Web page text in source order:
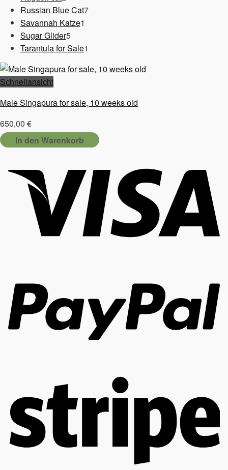
Produkte
Russian Blue Cat77
Savannah Katze1
Sugar Glider55
Produkte
Tarantula for Sale1
Schnellansicht
Male Singapura for sale, 10 weeks old
650,00 €
In den Warenkorb